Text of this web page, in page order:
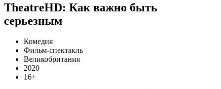
TheatreHD: Как важно быть
серьезным
Комедия
Фильм-спектакль
Великобритания
2020
16+